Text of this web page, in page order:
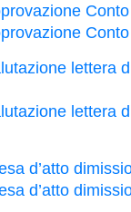
lettera
lettera
d’atto
d’atto